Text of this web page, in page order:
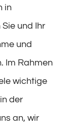
in
und Ihr
und
Im Rahmen
wichtige
der
an, wir